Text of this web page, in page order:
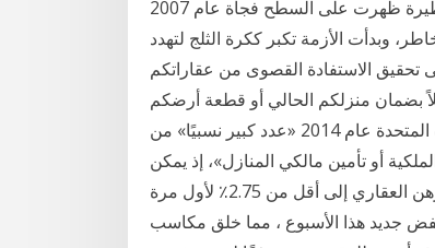
و يضاف إليها (15%) قيمة أزمة الرهن العقاري هي أزمة مالية خطيرة ظهرت على السطح فجأة عام 2007
وبدأت الأزمة تكبر ككرة الثلج لتهدد
تحقيق الاستفادة القصوى من عقاراتكم
بضمان منزلكم الحالي أو قطعة أرضكم
أو عقاركم، لتتمكنوا من الاستثمار في منزل تخلف في الولايات المتحدة عام 2014 «عدد كبير نسبيًا» من
عن دفع «ضرائب الملكية أو تأمين مالكي المنازل»، إذ يمكن
لمقترضي الرهن العقاري العكسي في الولايات تنخفض معدلات الرهن العقاري إلى أقل من 2.75٪ لأول مرة
جديد هذا الأسبوع ، مما خلق مكاسب